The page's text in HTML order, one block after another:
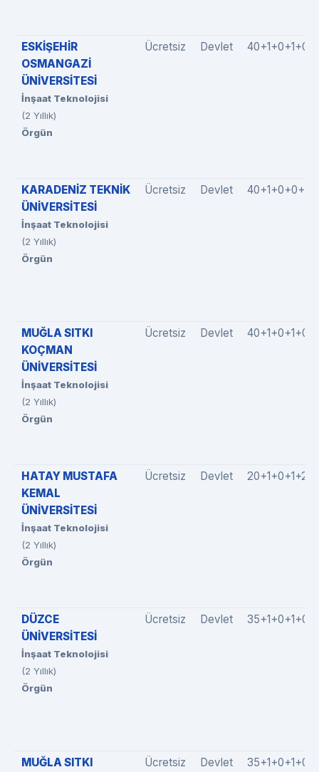
ESKİŞEHİR
OSMANGAZİ
ÜNİVERSİTESİ
İnşaat Teknolojisi
(2 Yıllık)
Örgün
Ücretsiz Devlet 40+1+0+1+0
KARADENİZ TEKNİK
ÜNİVERSİTESİ
İnşaat Teknolojisi
(2 Yıllık)
Örgün
Ücretsiz Devlet 40+1+0+0+0
MUĞLA SITKI
KOÇMAN
ÜNİVERSİTESİ
İnşaat Teknolojisi
(2 Yıllık)
Örgün
Ücretsiz Devlet 40+1+0+1+0
HATAY MUSTAFA
KEMAL
ÜNİVERSİTESİ
İnşaat Teknolojisi
(2 Yıllık)
Örgün
Ücretsiz Devlet 20+1+0+1+2
DÜZCE
ÜNİVERSİTESİ
İnşaat Teknolojisi
(2 Yıllık)
Örgün
Ücretsiz Devlet 35+1+0+1+0
MUĞLA SITKI
Ücretsiz Devlet 35+1+0+1+0